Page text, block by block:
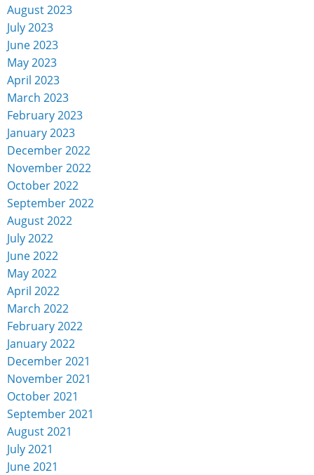
August 2023
July 2023
June 2023
May 2023
April 2023
March 2023
February 2023
January 2023
December 2022
November 2022
October 2022
September 2022
August 2022
July 2022
June 2022
May 2022
April 2022
March 2022
February 2022
January 2022
December 2021
November 2021
October 2021
September 2021
August 2021
July 2021
June 2021